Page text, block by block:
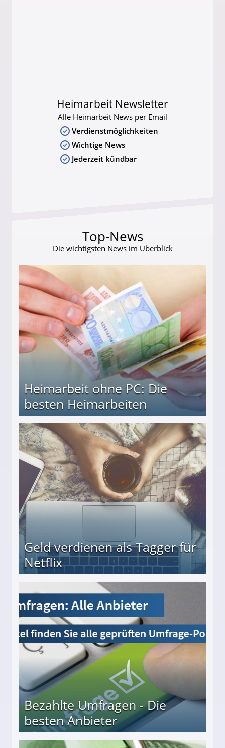
Heimarbeit Newsletter
Alle Heimarbeit News per Email
Verdienstmöglichkeiten
Wichtige News
Jederzeit kündbar
Top-News
Die wichtigsten News im Überblick
Heimarbeit ohne PC: Die
besten Heimarbeiten
Geld verdienen als Tagger für
Netflix
Bezahlte Umfragen - Die
besten Anbieter